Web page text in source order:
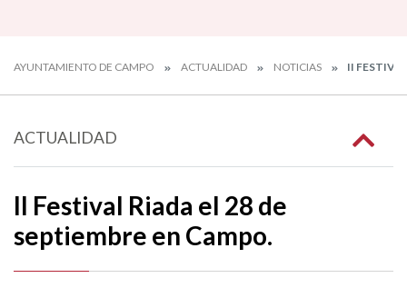
AYUNTAMIENTO DE CAMPO ACTUALIDAD NOTICIAS II
ACTUALIDAD
II Festival Riada el 28 de
septiembre en Campo.